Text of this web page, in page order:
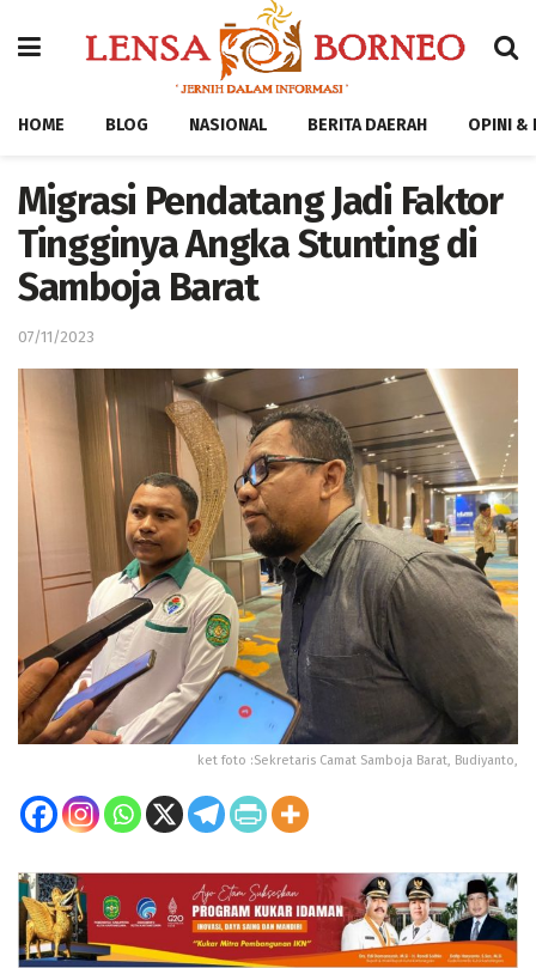
HOME BLOG NASIONAL BERITA DAERAH OPINI &
Migrasi Pendatang Jadi Faktor
Tingginya Angka Stunting di
Samboja Barat
07/11/2023
ket foto :Sekretaris Camat Samboja Barat, Budiyanto,